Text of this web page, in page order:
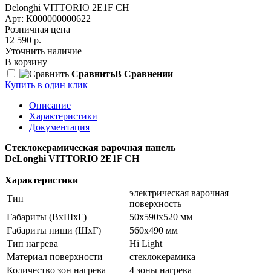
Delonghi VITTORIO 2E1F CH
Арт: К000000000622
Розничная цена
12 590 р.
Уточнить наличие
В корзину
СравнитьВ Сравнении
Купить в один клик
Описание
Характеристики
Документация
Стеклокерамическая варочная панель
DeLonghi VITTORIO 2E1F CH
Характеристики
Тип
электрическая варочная
поверхность
Габариты (ВхШхГ)
50х590х520 мм
Габариты ниши (ШхГ)
560х490 мм
Тип нагрева
Hi Light
Материал поверхности
стеклокерамика
Количество зон нагрева
4 зоны нагрева